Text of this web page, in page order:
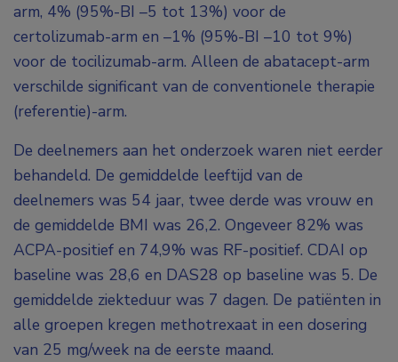
arm, 4% (95%-BI –5 tot 13%) voor de
certolizumab-arm en –1% (95%-BI –10 tot 9%)
voor de tocilizumab-arm. Alleen de abatacept-arm
verschilde significant van de conventionele therapie
(referentie)-arm.
De deelnemers aan het onderzoek waren niet eerder
behandeld. De gemiddelde leeftijd van de
deelnemers was 54 jaar, twee derde was vrouw en
de gemiddelde BMI was 26,2. Ongeveer 82% was
ACPA-positief en 74,9% was RF-positief. CDAI op
baseline was 28,6 en DAS28 op baseline was 5. De
gemiddelde ziekteduur was 7 dagen. De patiënten in
alle groepen kregen methotrexaat in een dosering
van 25 mg/week na de eerste maand.